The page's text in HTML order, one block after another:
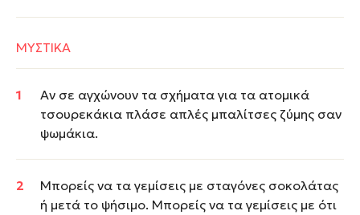
ΜΥΣΤΙΚΑ
Αν σε αγχώνουν τα σχήματα για τα ατομικά
τσουρεκάκια πλάσε απλές μπαλίτσες ζύμης σαν
ψωμάκια.
Μπορείς να τα γεμίσεις με σταγόνες σοκολάτας
ή μετά το ψήσιμο. Μπορείς να τα γεμίσεις με ότι